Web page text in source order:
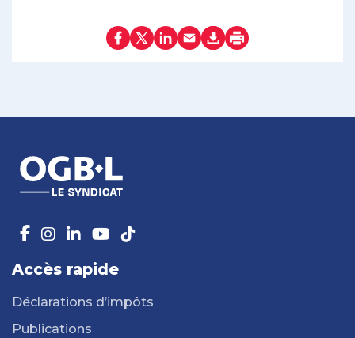
Accès rapide
Déclarations d’impôts
Publications